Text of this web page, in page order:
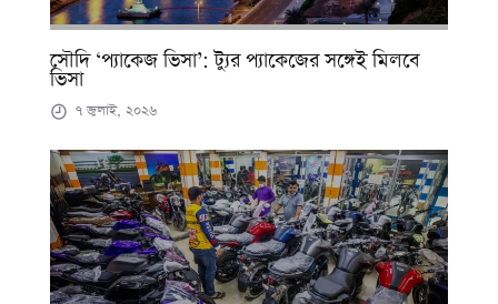
সৌদি ‘প্যাকেজ ভিসা’: ট্যুর প্যাকেজের সঙ্গেই মিলবে
ভিসা
৭ জুলাই, ২০২৬